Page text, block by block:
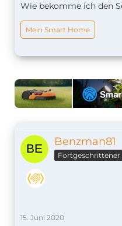
Wie bekomme ich den
Mein Smart Home
Benzman81
Fortgeschrittener
15. Juni 2020